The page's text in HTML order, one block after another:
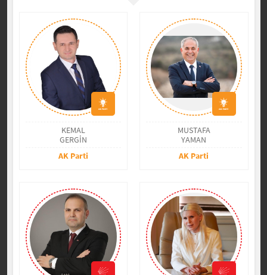
KEMAL
GERGİN
AK Parti
MUSTAFA
YAMAN
AK Parti